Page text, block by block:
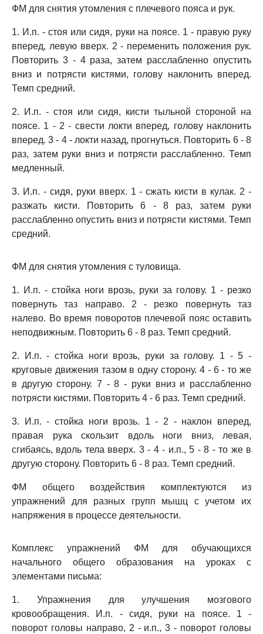
ФМ для снятия утомления с плечевого пояса и рук.
1. И.п. - стоя или сидя, руки на поясе. 1 - правую руку
вперед, левую вверх. 2 - переменить положения рук.
Повторить 3 - 4 раза, затем расслабленно опустить
вниз и потрясти кистями, голову наклонить вперед.
Темп средний.
2. И.п. - стоя или сидя, кисти тыльной стороной на
поясе. 1 - 2 - свести локти вперед, голову наклонить
вперед. 3 - 4 - локти назад, прогнуться. Повторить 6 - 8
раз, затем руки вниз и потрясти расслабленно. Темп
медленный.
3. И.п. - сидя, руки вверх. 1 - сжать кисти в кулак. 2 -
разжать кисти. Повторить 6 - 8 раз, затем руки
расслабленно опустить вниз и потрясти кистями. Темп
средний.
ФМ для снятия утомления с туловища.
1. И.п. - стойка ноги врозь, руки за голову. 1 - резко
повернуть таз направо. 2 - резко повернуть таз
налево. Во время поворотов плечевой пояс оставить
неподвижным. Повторить 6 - 8 раз. Темп средний.
2. И.п. - стойка ноги врозь, руки за голову. 1 - 5 -
круговые движения тазом в одну сторону. 4 - 6 - то же
в другую сторону. 7 - 8 - руки вниз и расслабленно
потрясти кистями. Повторить 4 - 6 раз. Темп средний.
3. И.п. - стойка ноги врозь. 1 - 2 - наклон вперед,
правая рука скользит вдоль ноги вниз, левая,
сгибаясь, вдоль тела вверх. 3 - 4 - и.п., 5 - 8 - то же в
другую сторону. Повторить 6 - 8 раз. Темп средний.
ФМ общего воздействия комплектуются из
упражнений для разных групп мышц с учетом их
напряжения в процессе деятельности.
Комплекс упражнений ФМ для обучающихся
начального общего образования на уроках с
элементами письма:
1. Упражнения для улучшения мозгового
кровообращения. И.п. - сидя, руки на поясе. 1 -
поворот головы направо, 2 - и.п., 3 - поворот головы